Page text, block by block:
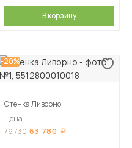
В корзину
-20%
Стенка Ливорно
Цена
79 730 63 780